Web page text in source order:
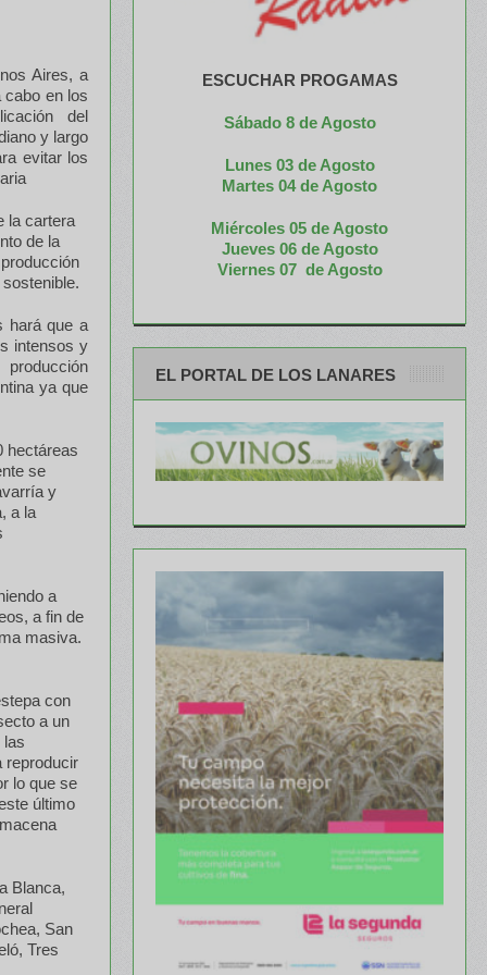
Aires, a
cabo en los
del
y largo
evitar los
la cartera
de la
hará que a
intensos y
ya que
hectáreas
se
y
a la
a
a fin de
masiva.
con
a un
las
reproducir
lo que se
último
Blanca,
San
Tres
ESCUCHAR PROGAMAS
Sábado 8 de Agosto
Lunes 03 de Agosto
Martes 04 de Agosto
Miércoles 05 de Agosto
Jueves 06 de Agosto
Viernes 07 de Agosto
EL PORTAL DE LOS LANARES